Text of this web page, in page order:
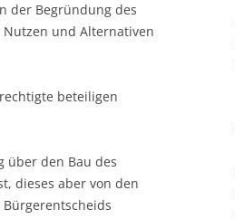
der Begründung des
und Alternativen
beteiligen
über den Bau des
dieses aber von den